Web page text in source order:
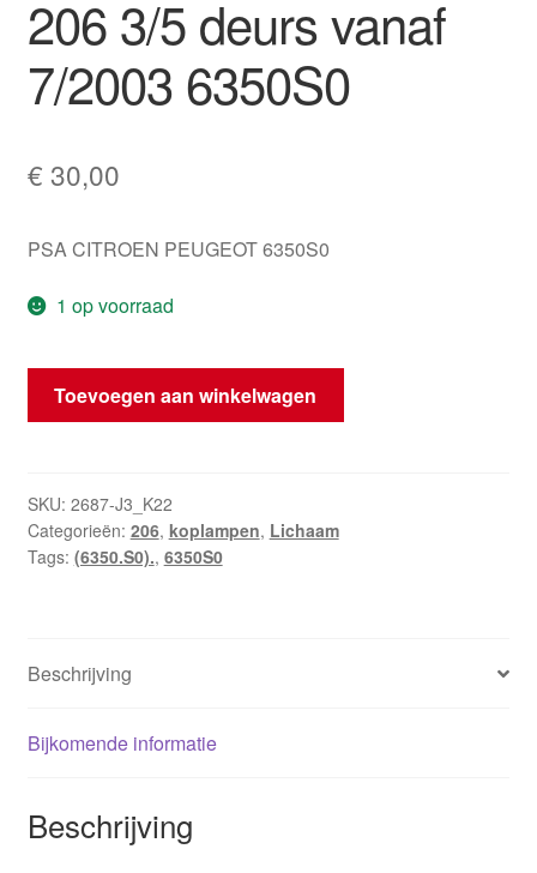
206 3/5 deurs vanaf
7/2003 6350S0
€ 30,00
PSA CITROEN PEUGEOT 6350S0
1 op voorraad
Origineel
linker
206
3/5
deurs
aantal
Toevoegen aan winkelwagen
SKU: 2687-J3_K22
Categorieën: 206, koplampen, Lichaam
Tags: (6350.S0)., 6350S0
Beschrijving
Bijkomende informatie
Beschrijving